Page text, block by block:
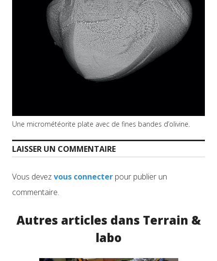
Une micrométéorite plate avec de fines bandes d’olivine.
LAISSER UN COMMENTAIRE
Vous devez vous connecter pour publier un
commentaire.
Autres articles dans Terrain &
labo